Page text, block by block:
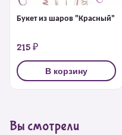
Букет из шаров "Красный"
215 ₽
В корзину
Вы смотрели